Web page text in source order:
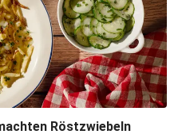
Röstzwiebeln